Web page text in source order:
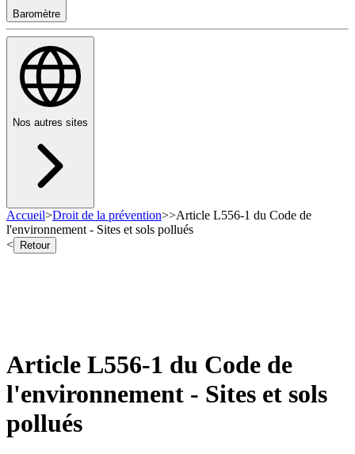
Baromètre
Nos autres sites
Accueil>Droit de la prévention>>Article L556-1 du Code de
l'environnement - Sites et sols pollués
<
Retour
Article L556-1 du Code de
l'environnement - Sites et sols
pollués